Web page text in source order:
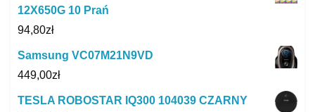
12X650G 10 Prań
94,80zł
Samsung VC07M21N9VD
449,00zł
TESLA ROBOSTAR IQ300 104039 CZARNY